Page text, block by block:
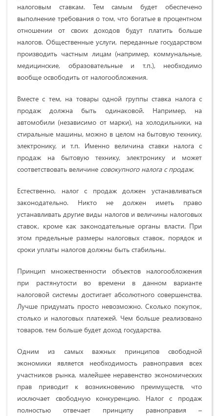
налоговым ставкам. Тем самым будет обеспечено
выполнение требования о том, что богатые в процентном
отношении от своих доходов будут платить больше
налогов. Общественные услуги, переданные государством
производить частным лицам (например, коммунальные,
медицинские, образовательные и т.п.), необходимо
вообще освободить от налогообложения.
Вместе с тем, на товары одной группы ставка налога с
продаж должна быть одинаковой. Например, на
автомобили (независимо от марки), на холодильники, на
стиральные машины, можно в целом на бытовую технику,
электронику, и т.п. Именно величина ставки налога с
продаж на бытовую технику, электронику и может
соответствовать величине совокупного налога с продаж.
Естественно, налог с продаж должен устанавливаться
законодательно. Никто не должен иметь право
устанавливать другие виды налогов и величины налоговых
ставок, кроме как законодательные органы власти. При
этом предельные размеры налоговых ставок, порядок и
сроки уплаты налогов должны быть стабильны.
Принцип множественности объектов налогообложения
при растянутости во времени в данном варианте
налоговой системы достигает абсолютного совершенства.
Лучше придумать просто невозможно. Сколько покупок,
столько и налоговых платежей. Чем больше реализовано
товаров, тем больше будет доход государства.
Одним из самых важных принципов свободной
экономики является необходимость равноправия всех
участников рынка, малейшее неравенство экономических
прав приводит к возникновению преимуществ, что
исключает свободную конкуренцию. Налог с продаж
полностью отвечает принципу равноправия –